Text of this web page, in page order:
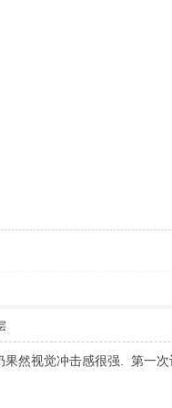
然视觉冲击感很强. 第一次